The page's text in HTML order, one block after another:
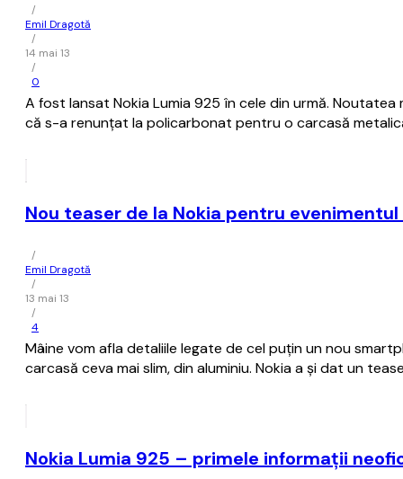
/
Emil Dragotă
/
14 mai 13
/
0
A fost lansat Nokia Lumia 925 în cele din urmă.
că s-a renunțat la policarbonat pentru o carcasă
Nou teaser de la Nokia pentru evenimentul
/
Emil Dragotă
/
13 mai 13
/
4
Mâine vom afla detaliile legate de cel puțin un nou
carcasă ceva mai slim, din aluminiu. Nokia a și dat un
Nokia Lumia 925 – primele informații